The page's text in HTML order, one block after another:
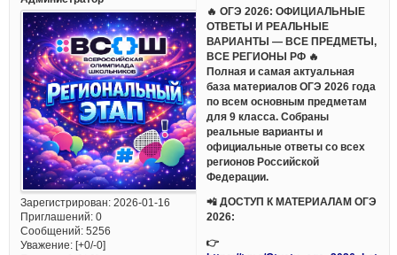
Зарегистрирован: 2026-01-16
Приглашений:0
Сообщений:5256
Уважение: [+0/-0]
🔥 ОГЭ 2026: ОФИЦИАЛЬНЫЕ
ОТВЕТЫ И РЕАЛЬНЫЕ
ВАРИАНТЫ — ВСЕ ПРЕДМЕТЫ,
ВСЕ РЕГИОНЫ РФ 🔥
Полная и самая актуальная
база материалов ОГЭ 2026 года
по всем основным предметам
для 9 класса. Собраны
реальные варианты и
официальные ответы со всех
регионов Российской
Федерации.
📲 ДОСТУП К МАТЕРИАЛАМ ОГЭ
2026:
👉